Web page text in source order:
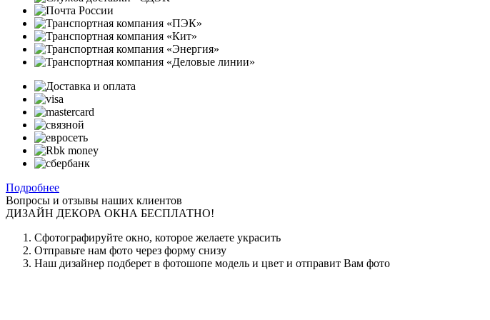
Подробнее
Вопросы и отзывы наших клиентов
ДИЗАЙН ДЕКОРА ОКНА БЕСПЛАТНО!
Сфотографируйте окно, которое желаете украсить
Отправьте нам фото через форму снизу
Наш дизайнер подберет в фотошопе модель и цвет и отправит Вам фото